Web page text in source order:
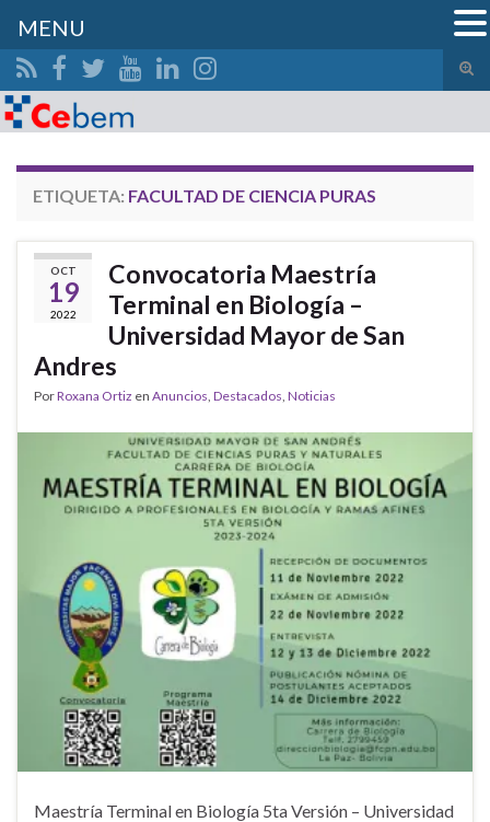
el
Search for:
ETIQUETA: FACULTAD DE CIENCIA PURAS
OCT
19
2022
Convocatoria Maestría
Terminal en Biología –
Universidad Mayor de San
Andres
PorRoxana Ortiz en Anuncios, Destacados, Noticias
Maestría Terminal en Biología 5ta Versión – Universidad
MENU